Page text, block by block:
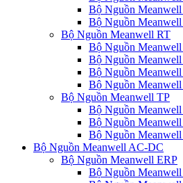
Bộ Nguồn
Bộ Nguồn
Bộ Nguồn Meanwell RT
Bộ Nguồn
Bộ Nguồn
Bộ Nguồn
Bộ Nguồn
Bộ Nguồn Meanwell TP
Bộ Nguồn
Bộ Nguồn
Bộ Nguồn
Bộ Nguồn Meanwell AC-DC
Bộ Nguồn Meanwell ERP
Bộ Nguồn